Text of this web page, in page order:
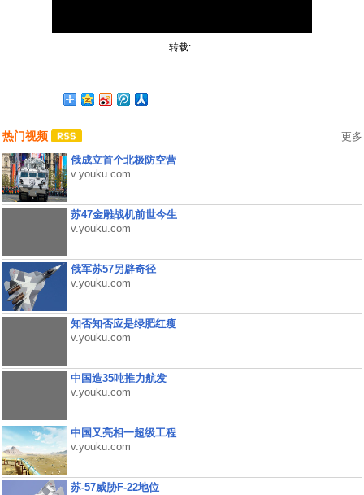
转载:
热门视频 更多
俄成立首个北极防空营
v.youku.com
苏47金雕战机前世今生
v.youku.com
俄军苏57另辟奇径
v.youku.com
知否知否应是绿肥红瘦
v.youku.com
中国造35吨推力航发
v.youku.com
中国又亮相一超级工程
v.youku.com
苏-57威胁F-22地位